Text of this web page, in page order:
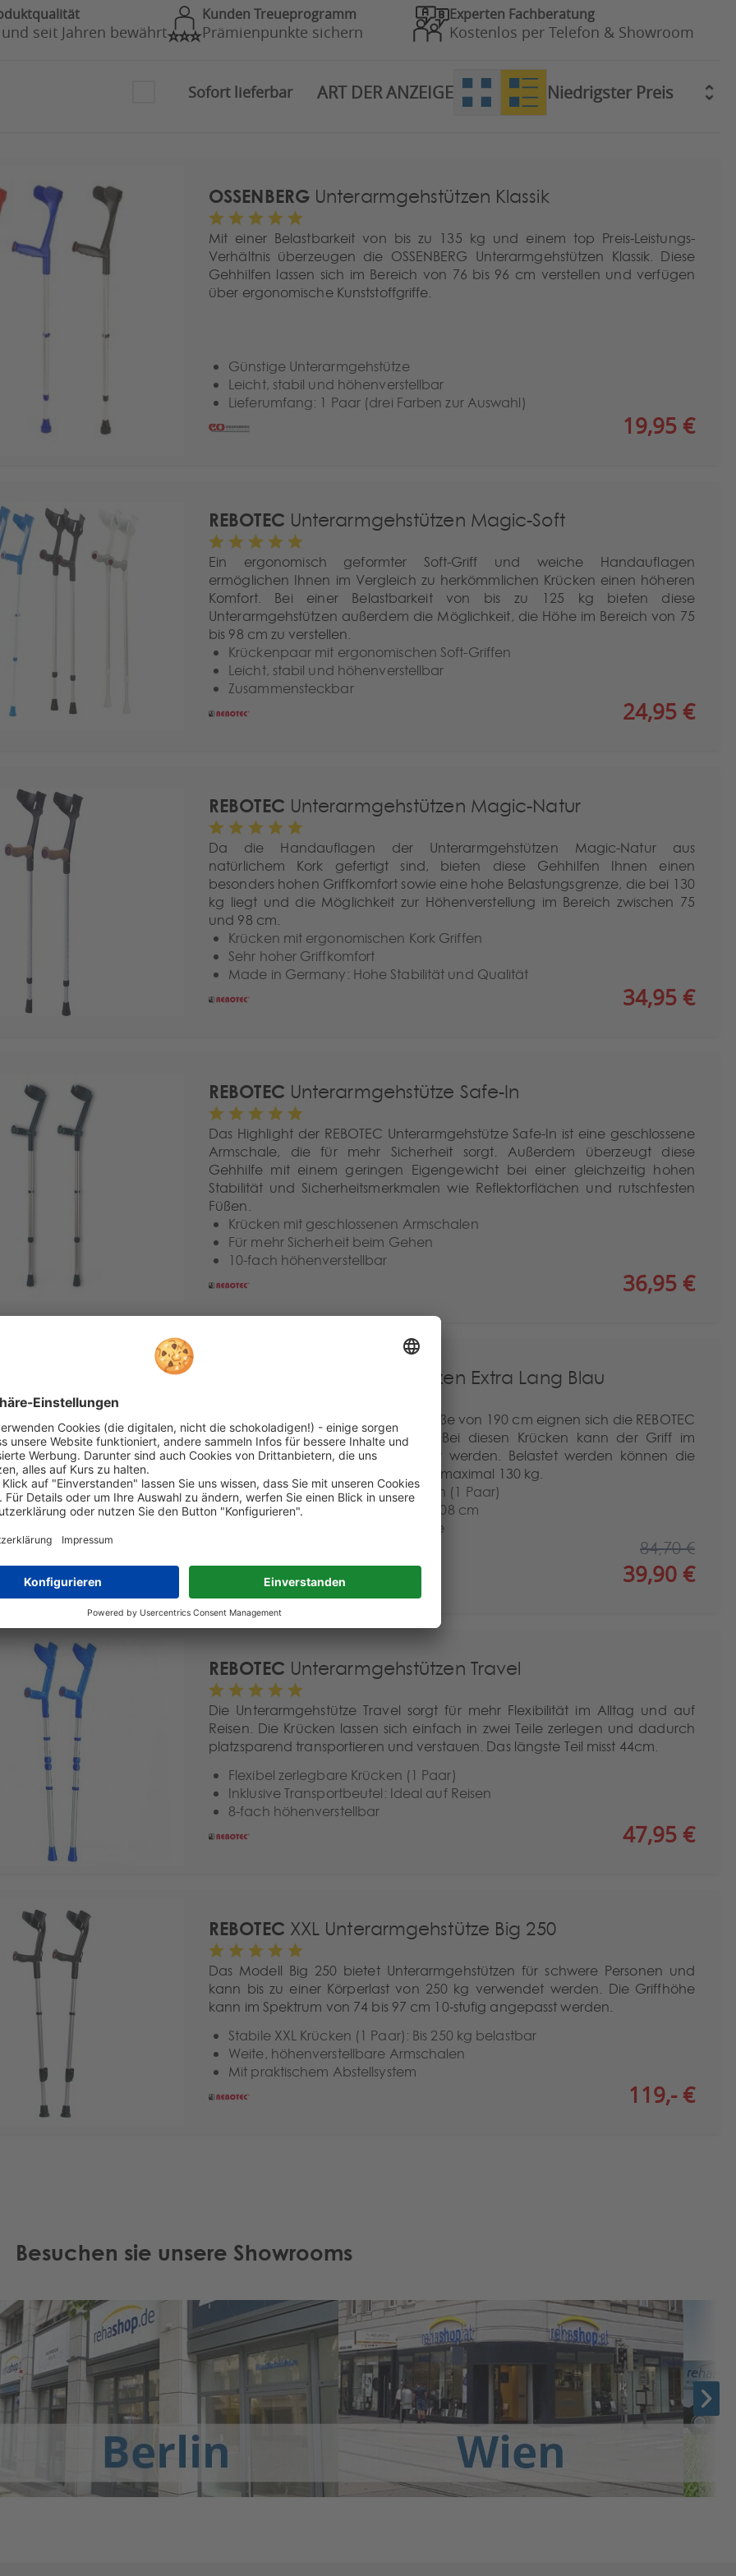
seit Jahren bewährt
Kunden Treueprogramm
Prämienpunkte sichern
Experten Fachberatung
Kostenlos per Telefon & Showroom
Sofort lieferbar ART DER ANZEIGE
OSSENBERGUnterarmgehstützen Klassik
Mit einer Belastbarkeit von bis zu 135 kg und einem top Preis-Leistungs-
Verhältnis überzeugen die OSSENBERG Unterarmgehstützen Klassik. Diese
Gehhilfen lassen sich im Bereich von 76 bis 96 cm verstellen und verfügen
über ergonomische Kunststoffgriffe.
Günstige Unterarmgehstütze
Leicht, stabil und höhenverstellbar
Lieferumfang: 1 Paar (drei Farben zur Auswahl)
19,95 €
REBOTEC Unterarmgehstützen Magic-Soft
Ein ergonomisch geformter Soft-Griff und weiche Handauflagen
ermöglichen Ihnen im Vergleich zu herkömmlichen Krücken einen höheren
Komfort. Bei einer Belastbarkeit von bis zu 125 kg bieten diese
Unterarmgehstützen außerdem die Möglichkeit, die Höhe im Bereich von 75
bis 98 cm zu verstellen.
Krückenpaar mit ergonomischen Soft-Griffen
Leicht, stabil und höhenverstellbar
Zusammensteckbar
24,95 €
REBOTEC Unterarmgehstützen Magic-Natur
Da die Handauflagen der Unterarmgehstützen Magic-Natur aus
natürlichem Kork gefertigt sind, bieten diese Gehhilfen Ihnen einen
besonders hohen Griffkomfort sowie eine hohe Belastungsgrenze, die bei 130
kg liegt und die Möglichkeit zur Höhenverstellung im Bereich zwischen 75
und 98 cm.
Krücken mit ergonomischen Kork Griffen
Sehr hoher Griffkomfort
Made in Germany: Hohe Stabilität und Qualität
34,95 €
REBOTEC Unterarmgehstütze Safe-In
Das Highlight der REBOTEC Unterarmgehstütze Safe-In ist eine geschlossene
Armschale, die für mehr Sicherheit sorgt. Außerdem überzeugt diese
Gehhilfe mit einem geringen Eigengewicht bei einer gleichzeitig hohen
Stabilität und Sicherheitsmerkmalen wie Reflektorflächen und rutschfesten
Füßen.
Krücken mit geschlossenen Armschalen
Für mehr Sicherheit beim Gehen
10-fach höhenverstellbar
36,95 €
Unterarmgehstützen Extra Lang Blau
Besonders für Personen ab einer Größe von 190 cm eignen sich die REBOTEC
extra langen Unterarmgehstützen. Bei diesen Krücken kann der Griff im
Bereich von 85 bis 108 cm verstellt werden. Belastet werden können die
Gehhilfen bis zu einer Belastung von maximal 130 kg.
Lange Krücken für große Personen (1 Paar)
10-fach höhenverstellbar: 85 bis 108 cm
Ergonomisch geformte Handgriffe
39,90 €
84,70 €
REBOTEC Unterarmgehstützen Travel
Die Unterarmgehstütze Travel sorgt für mehr Flexibilität im Alltag und auf
Reisen. Die Krücken lassen sich einfach in zwei Teile zerlegen und dadurch
platzsparend transportieren und verstauen. Das längste Teil misst 44cm.
Flexibel zerlegbare Krücken (1 Paar)
Inklusive Transportbeutel: Ideal auf Reisen
8-fach höhenverstellbar
47,95 €
REBOTEC XXL Unterarmgehstütze Big 250
Das Modell Big 250 bietet Unterarmgehstützen für schwere Personen und
kann bis zu einer Körperlast von 250 kg verwendet werden. Die Griffhöhe
kann im Spektrum von 74 bis 97 cm 10-stufig angepasst werden.
Stabile XXL Krücken (1 Paar): Bis 250 kg belastbar
Weite, höhenverstellbare Armschalen
Mit praktischem Abstellsystem
119,- €
Besuchen sie unsere Showrooms